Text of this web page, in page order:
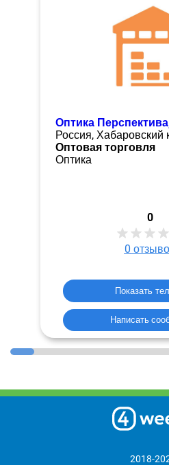
Оптика
Россия, Хабаровский
Оптовая торговля
Оптика
0
0
Написать
2018-